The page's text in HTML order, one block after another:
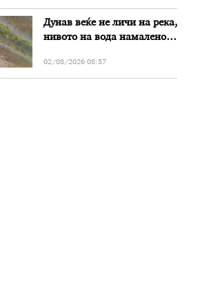
Дунав веќе не личи на река,
нивото на вода намалено
Бугарија
02/08/2026 08:57